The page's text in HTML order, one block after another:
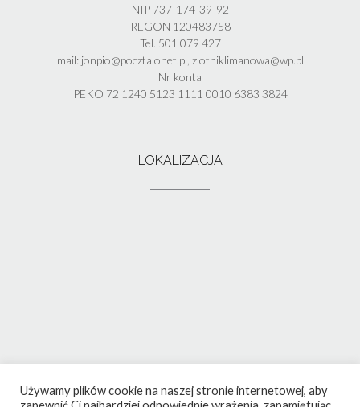
NIP 737-174-39-92
REGON 120483758
Tel. 501 079 427
mail: jonpio@poczta.onet.pl, zlotniklimanowa@wp.pl
Nr konta
PEKO 72 1240 5123 1111 0010 6383 3824
LOKALIZACJA
Używamy plików cookie na naszej stronie internetowej, aby